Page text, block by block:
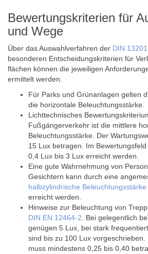
Bewertungskriterien für
und Wege
Über das Auswahlverfahren der DIN
besonderen Entscheidungskriterien für
flächen können die jeweiligen
ermittelt werden.
Für Parks und Grünanlagen gelten
die horizontale Beleuchtungsstärke.
Lichttechnisches
Fußgängerverkehr ist die mittlere
Beleuchtungsstärke. Der
15 Lux betragen. Im
0,4 Lux bis 3 Lux erreicht werden.
Eine gute Wahrnehmung von
Gesichtern kann durch eine
halbzylindrische Beleuchtungsstärke
erreicht werden.
Hinweise zur Beleuchtung von
DIN EN 12464-2 . Bei gelegentlich
genügen 5 Lux, bei stark
sind bis zu 100 Lux
muss mindestens 0,25 bis 0,40